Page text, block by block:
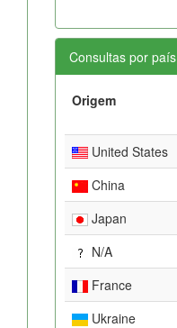
Consultas por país
Origem
United States
China
Japan
N/A
France
Ukraine